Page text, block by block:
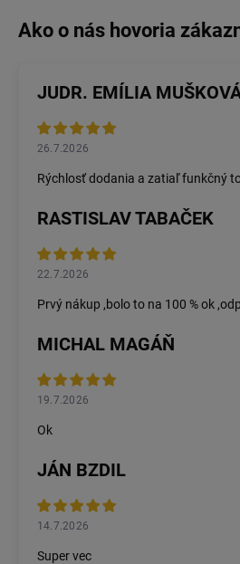
JUDR. EMÍLIA
26.7.2026
Rýchlosť dodania a zatiaľ funkčný
RASTISLAV TABAČEK
22.7.2026
Prvý nákup ,bolo to na 100 % ok
MICHAL MAGÁŇ
19.7.2026
Ok
JÁN BZDIL
14.7.2026
Super vec